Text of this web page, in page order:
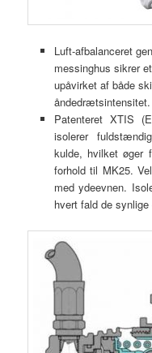
Luft-afbalanceret
messinghus sikrer
upåvirket af både
åndedrætsintensitet.
Patenteret XTIS
isolerer
kulde, hvilket øger
forhold til MK25.
med ydeevnen.
hvert fald de